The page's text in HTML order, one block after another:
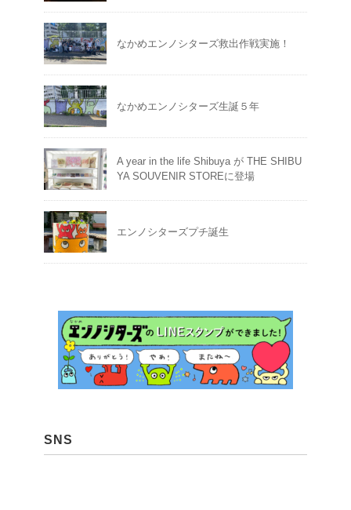
なかめエンノシターズ救出作戦実施！
なかめエンノシターズ生誕５年
A year in the life Shibuya が THE SHIBU
YA SOUVENIR STOREに登場
エンノシターズプチ誕生
SNS